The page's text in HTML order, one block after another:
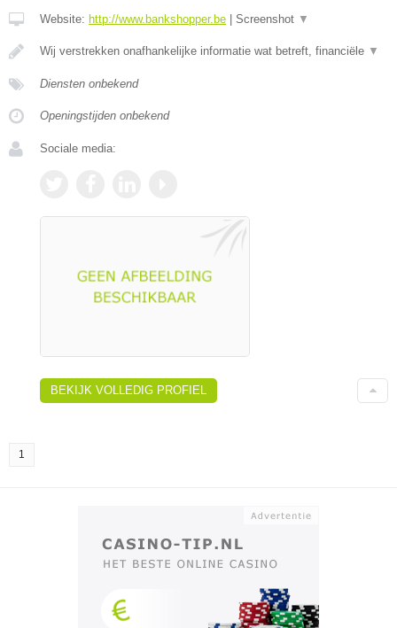
Website: http://www.bankshopper.be Screenshot ▼
Wij verstrekken onafhankelijke informatie wat betreft, financiële ▼
Diensten onbekend
Openingstijden onbekend
Sociale media:
BEKIJK VOLLEDIG PROFIEL
1